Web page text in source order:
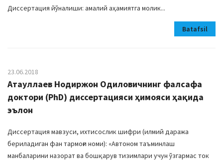
Диссертация йўналиши: амалий аҳамиятга молик...
Batafsil
23.06.2018
Атауллаев Нодиржон Одиловичнинг фалсафа
доктори (PhD) диссертацияси ҳимояси ҳақида
эълон
Диссертация мавзуси, ихтисослик шифри (илмий даража
бериладиган фан тармоғи номи): «Автоном таъминлаш
манбаларини назорат ва бошқарув тизимлари учун ўзгармас ток